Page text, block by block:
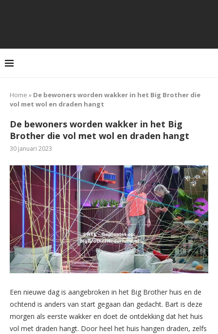
Home » De bewoners worden wakker in het Big Brother die
vol met wol en draden hangt
De bewoners worden wakker in het Big
Brother die vol met wol en draden hangt
30 januari 2023
Een nieuwe dag is aangebroken in het Big Brother huis en de
ochtend is anders van start gegaan dan gedacht. Bart is deze
morgen als eerste wakker en doet de ontdekking dat het huis
vol met draden hangt. Door heel het huis hangen draden, zelfs